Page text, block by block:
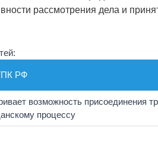
рассмотрения дела и
РФ
возможность присоединения
процессу